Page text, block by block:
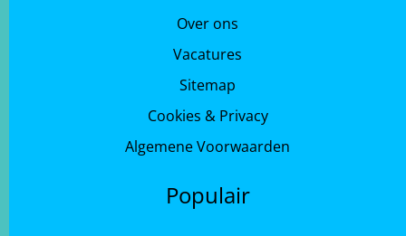
Over ons
Vacatures
Sitemap
Cookies & Privacy
Algemene Voorwaarden
Populair